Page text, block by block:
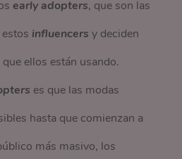
early adopters, que son las
influencers y deciden
ellos están usando.
es que las modas
hasta que comienzan a
más masivo, los